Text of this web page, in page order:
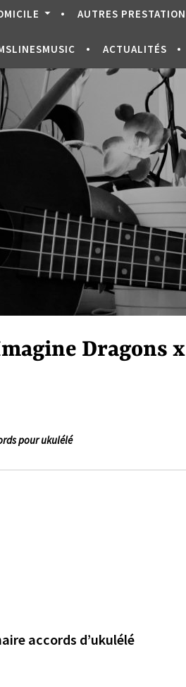
AUTRES
ACTUALITÉS
Dragons x
pour ukulélé
accords d’ukulélé